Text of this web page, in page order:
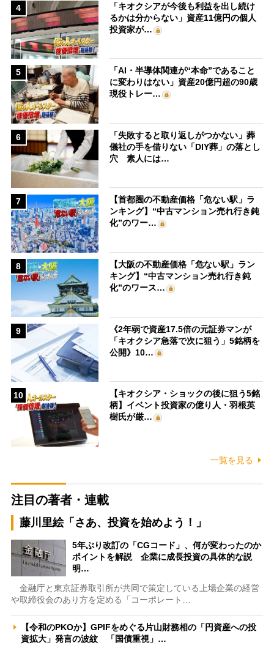
4
「キオクシアが今後も利益を出し続け
るかは分からない」資産11億円の個人
投資家が…
5
「AI・半導体関連が“本命”であること
に変わりはない」資産20億円超の90歳
現役トレー…
6
「失敗すると取り返しがつかない」葬
儀社の手を借りない「DIY葬」の落とし
穴 素人には…
7
【首都圏の不動産価格「危ない駅」ラ
ンキング】“中古マンション売れ行き鈍
化”のワー…
8
【大阪の不動産価格「危ない駅」ラン
キング】“中古マンション売れ行き鈍
化”のワース…
9
《2年弱で資産17.5倍の元証券マンが
「キオクシア急落で次に狙う」5銘柄を
公開》10…
10
【キオクシア・ショックの後に狙う5銘
柄】イベント投資家の億り人・羽根英
樹氏が厳…
一覧を見る
注目の著者・連載
藤川里絵「さあ、投資を始めよう！」
5年ぶり改訂の「CGコード」、何が変わったのか
ポイントを解説 企業に成長投資の具体的な説
明…
金融庁と東京証券取引所が共同で策定している上場企業の経営
や取締役会のあり方を定める「コーポレート…
【令和のPKOか】GPIFをめぐる片山財務相の「円資産への投
資拡大」発言の波紋 「国債重視」…